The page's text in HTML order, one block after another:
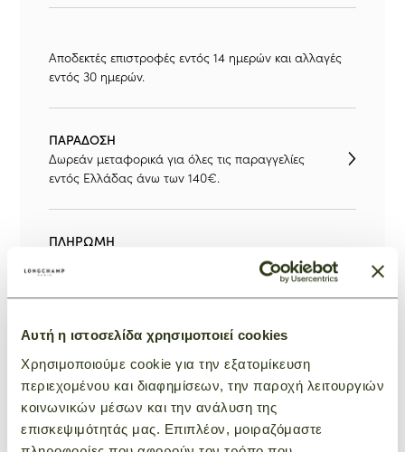
Αυτή η ιστοσελίδα χρησιμοποιεί cookies
Χρησιμοποιούμε cookie για την εξατομίκευση
περιεχομένου και διαφημίσεων, την παροχή λειτουργιών
κοινωνικών μέσων και την ανάλυση της
επισκεψιμότητάς μας. Επιπλέον, μοιραζόμαστε
Αποδεκτές επιστροφές εντός 14 ημερών και αλλαγές
εντός 30 ημερών.
ΠΑΡΆΔΟΣΗ
Δωρεάν μεταφορικά για όλες τις παραγγελίες
εντός Ελλάδας άνω των 140€.
ΠΛΗΡΩΜΉ
Πιστωτική κάρτα, χρεωστική κάρτα, PayPal,
Klarna, IRIS ή Apple Pay.
ΕΞΥΠΗΡΈΤΗΣΗ ΠΕΛΑΤΏΝ
Επικοινωνήστε μαζί μας.
ΣΥΣΚΕΥΑΣΊΑ ΔΏΡΟΥ
Κάντε την παραγγελία σας ξεχωριστή με μία